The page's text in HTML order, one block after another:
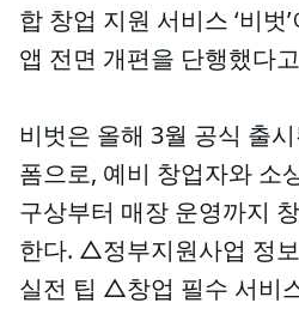
합 창업 지원 서비스 ‘비벗
앱 전면 개편을 단행했다
비벗은 올해 3월 공식 출
폼으로, 예비 창업자와 소
구상부터 매장 운영까지
한다. △정부지원사업 정
실전 팁 △창업 필수 서비